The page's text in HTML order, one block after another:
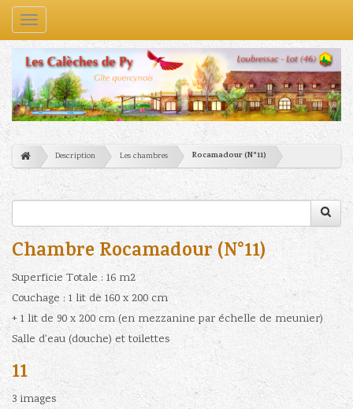
Navigation
Description Les chambres Rocamadour (N°11)
Chambre Rocamadour (N°11)
Superficie Totale : 16 m2
Couchage : 1 lit de 160 x 200 cm
+ 1 lit de 90 x 200 cm (en mezzanine par échelle de meunier)
Salle d'eau (douche) et toilettes
11
3 images